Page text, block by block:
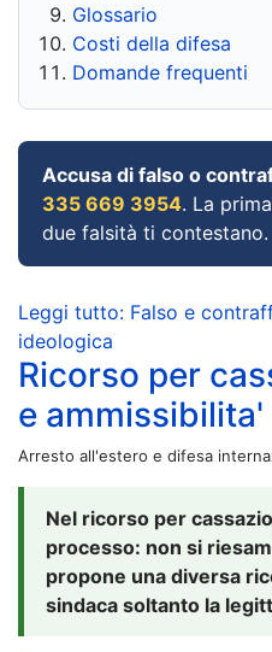
Glossario
Costi della difesa
Domande frequenti
Accusa di falso o
335 669 3954. La
due falsità ti contestano.
Leggi tutto: Falso e
ideologica
Ricorso per
e ammissibilita'
Arresto all'estero e difesa
Nel ricorso per
processo: non si
propone una diversa
sindaca soltanto la